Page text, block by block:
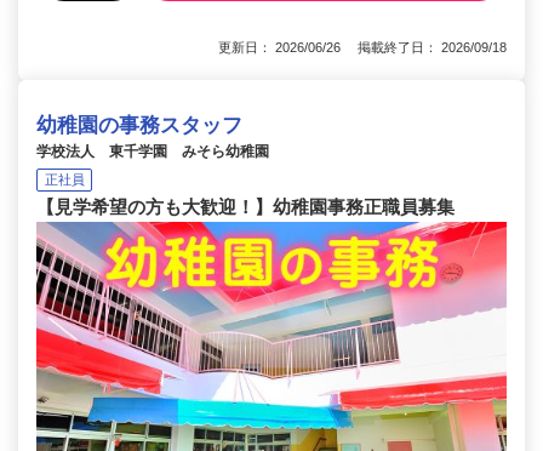
更新日： 2026/06/26 掲載終了日： 2026/09/18
幼稚園の事務スタッフ
学校法人 東千学園 みそら幼稚園
正社員
【見学希望の方も大歓迎！】幼稚園事務正職員募集